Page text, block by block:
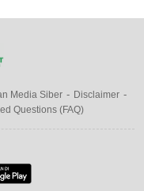
Media Siber
Disclaimer
Questions (FAQ)